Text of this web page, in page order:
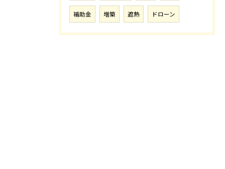
補助金 増築 遮熱 ドローン